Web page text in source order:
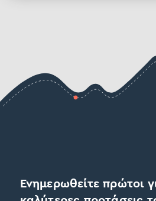
Ενημερωθείτε πρώτοι